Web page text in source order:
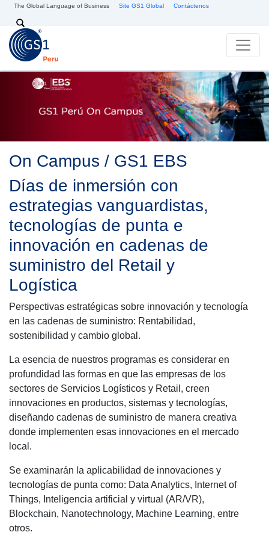
Pasar al contenido principal
The Global Language of Business Site GS1 Global Contáctenos
Search
On Campus / GS1 EBS
Días de inmersión con
estrategias vanguardistas,
tecnologías de punta e
innovación en cadenas de
suministro del Retail y
Logística
Perspectivas estratégicas sobre innovación y tecnología
en las cadenas de suministro: Rentabilidad,
sostenibilidad y cambio global.
La esencia de nuestros programas es considerar en
profundidad las formas en que las empresas de los
sectores de Servicios Logísticos y Retail, creen
innovaciones en productos, sistemas y tecnologías,
diseñando cadenas de suministro de manera creativa
donde implementen esas innovaciones en el mercado
local.
Se examinarán la aplicabilidad de innovaciones y
tecnologías de punta como: Data Analytics, Internet of
Things, Inteligencia artificial y virtual (AR/VR),
Blockchain, Nanotechnology, Machine Learning, entre
otros.